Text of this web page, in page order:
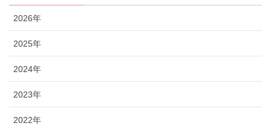
2026年
2025年
2024年
2023年
2022年